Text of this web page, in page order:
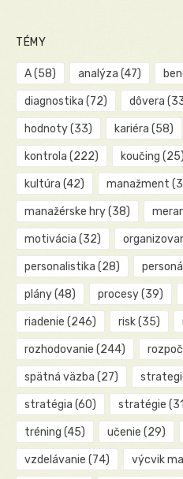
TÉMY
A(58) analýza (47)
diagnostika (72) dôvera
hodnoty(33) kariéra (58)
kontrola (222) koučing (25)
kultúra (42) manažment
manažérske hry(38)
motivácia (32)
personalistika (28) personál
plány(48) procesy(39)
riadenie (246) risk(35)
rozhodovanie (244)
spätná väzba (27)
stratégia (60) stratégie
tréning (45) učenie (29)
vzdelávanie (74) výcvik